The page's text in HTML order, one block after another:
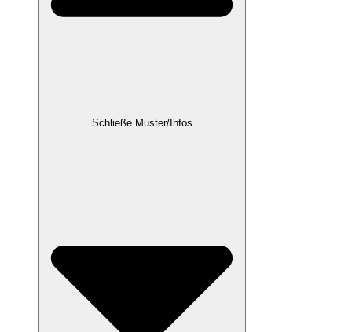
Schließe Muster/Infos